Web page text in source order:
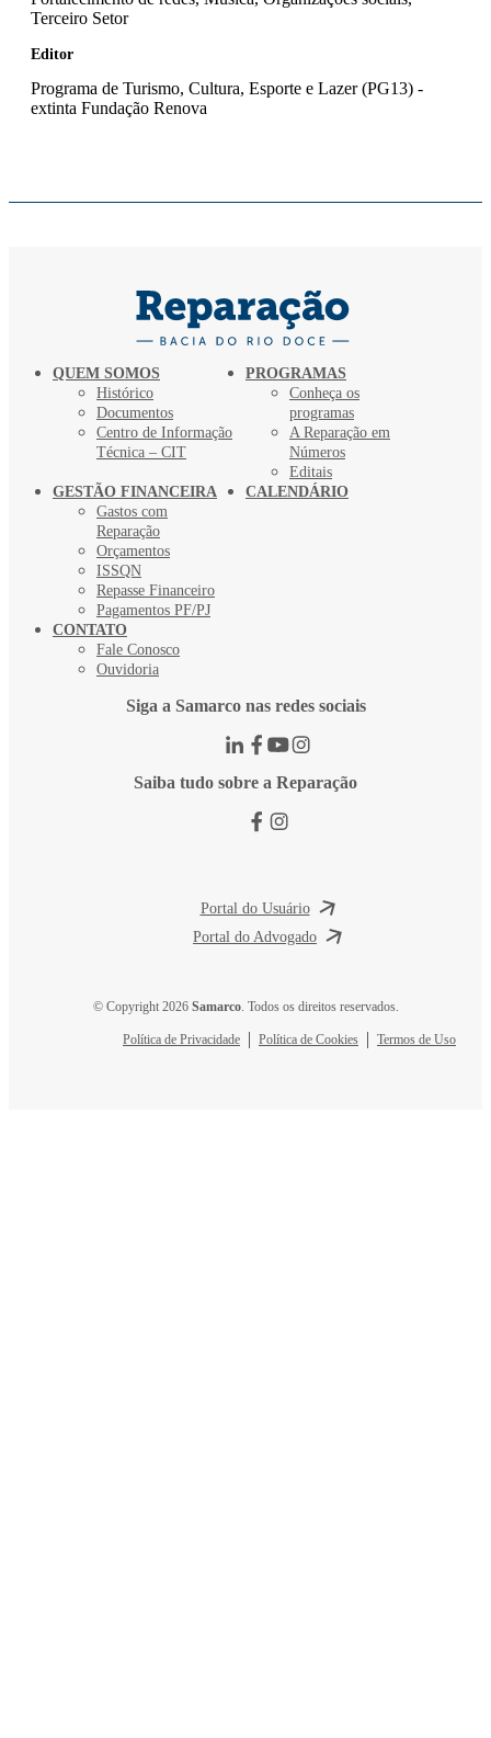
Terceiro Setor
Editor
Programa de Turismo, Cultura, Esporte e Lazer (PG13) -
extinta Fundação Renova
QUEM SOMOS
Histórico
Documentos
Centro de Informação
Técnica – CIT
PROGRAMAS
Conheça os
programas
A Reparação em
Números
Editais
GESTÃO FINANCEIRA
Gastos com
Reparação
Orçamentos
ISSQN
Repasse Financeiro
Pagamentos PF/PJ
CALENDÁRIO
CONTATO
Fale Conosco
Ouvidoria
Siga a Samarco nas redes sociais
Saiba tudo sobre a Reparação
Portal do Usuário
Portal do Advogado
© Copyright 2026 Samarco. Todos os direitos reservados.
Política de Privacidade Política de Cookies Termos de Uso